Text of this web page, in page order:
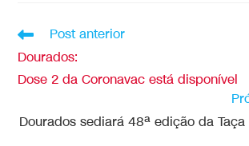
Post anterior
Dourados:
Dose 2 da Coronavac está disponível
Dourados sediará 48ª edição da